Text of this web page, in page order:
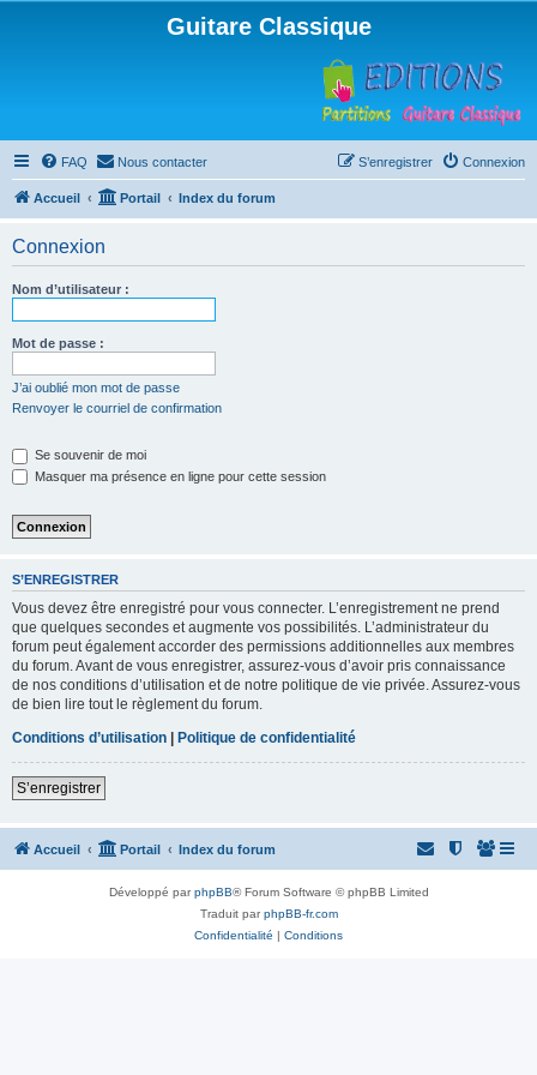
Guitare Classique
FAQ Nous contacter Connexion
S’enregistrer
Accueil Portail Index du forum
Connexion
Nom d’utilisateur :
Mot de passe :
J’ai oublié mon mot de passe
Renvoyer le courriel de confirmation
Se souvenir de moi
Masquer ma présence en ligne pour cette session
S’ENREGISTRER
Vous devez être enregistré pour vous connecter. L’enregistrement ne prend
que quelques secondes et augmente vos possibilités. L’administrateur du
forum peut également accorder des permissions additionnelles aux membres
du forum. Avant de vous enregistrer, assurez-vous d’avoir pris connaissance
de nos conditions d’utilisation et de notre politique de vie privée. Assurez-vous
de bien lire tout le règlement du forum.
Conditions d’utilisation | Politique de confidentialité
S’enregistrer
Accueil Portail Index du forum
Développé parphpBB® Forum Software © phpBB Limited
Traduit parphpBB-fr.com
Confidentialité | Conditions